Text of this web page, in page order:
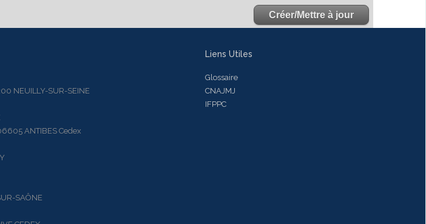
NEUILLY-SUR-SEINE
ANTIBES Cedex
SAÔNE
Liens Utiles
Glossaire
CNAJMJ
IFPPC